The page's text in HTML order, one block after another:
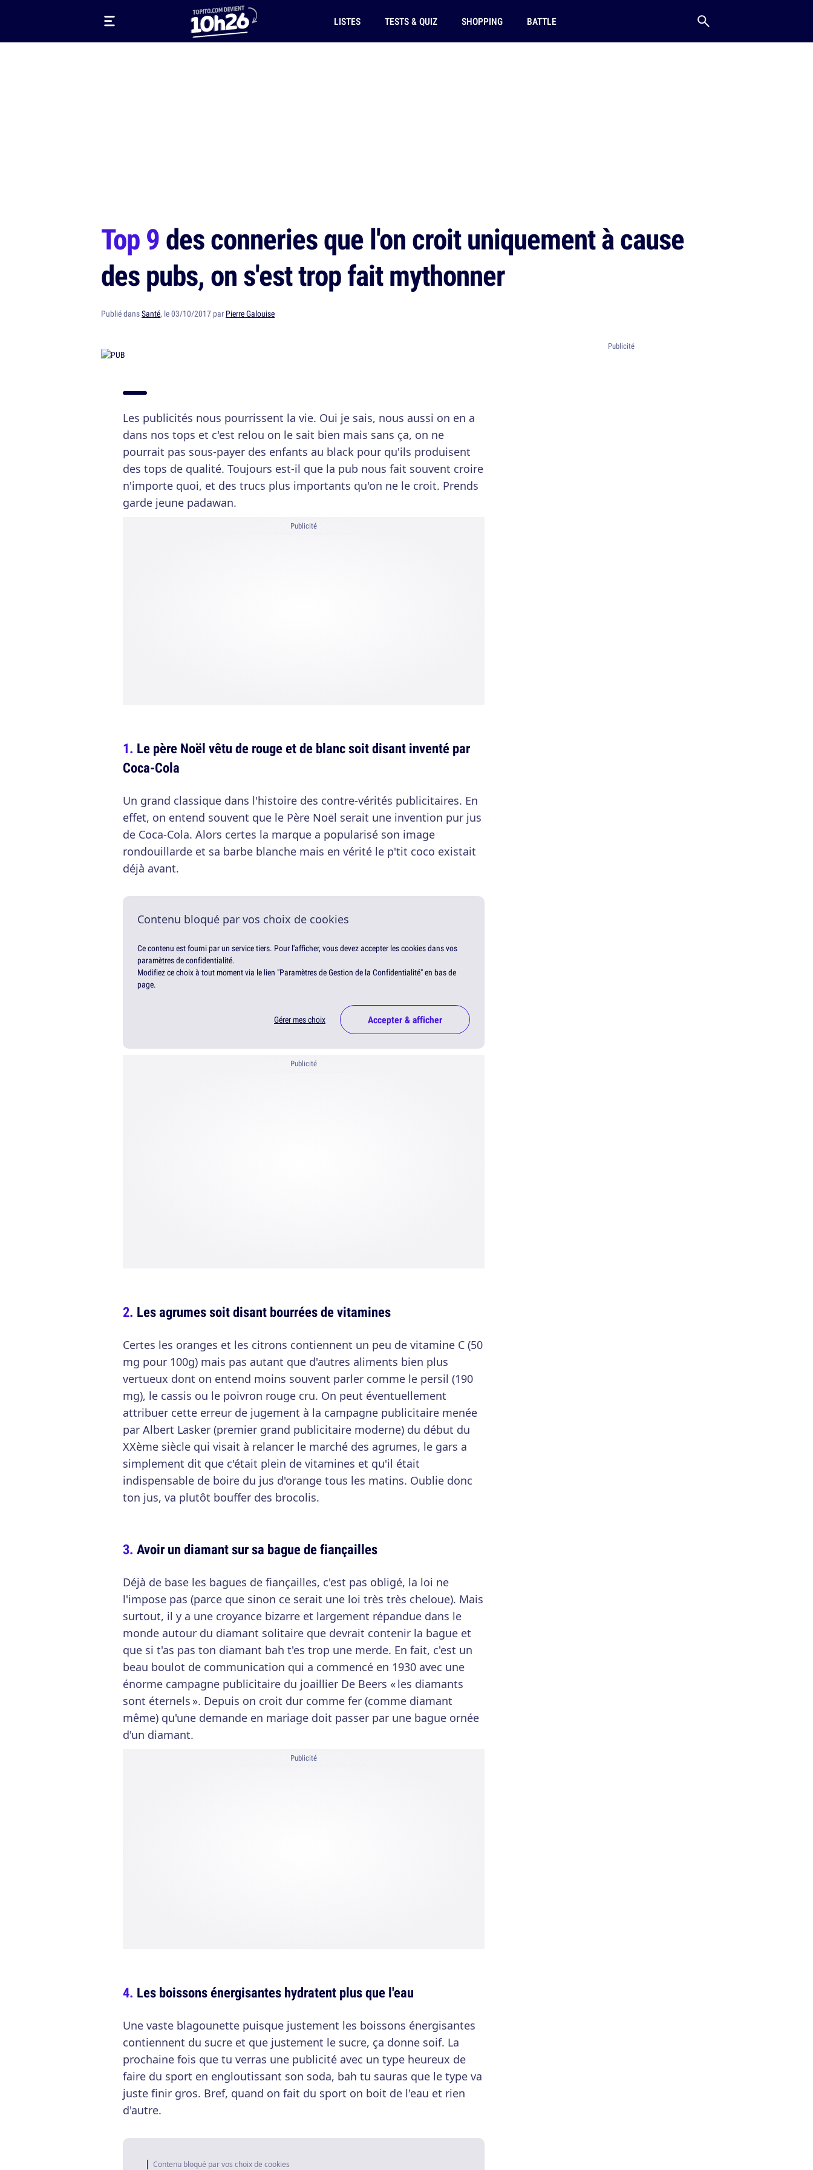
LISTES TESTS & QUIZ SHOPPING BATTLE
Top 9des conneries que l'on croit uniquement à cause
des pubs, on s'est trop fait mythonner
Publié dansSanté, le 03/10/2017 par Pierre Galouise
Les publicités nous pourrissent la vie. Oui je sais, nous aussi on en a
dans nos tops et c'est relou on le sait bien mais sans ça, on ne
pourrait pas sous-payer des enfants au black pour qu'ils produisent
des tops de qualité. Toujours est-il que la pub nous fait souvent croire
n'importe quoi, et des trucs plus importants qu'on ne le croit. Prends
garde jeune padawan.
Publicité
Le père Noël vêtu de rouge et de blanc soit disant inventé par
Coca-Cola
Un grand classique dans l'histoire des contre-vérités publicitaires. En
effet, on entend souvent que le Père Noël serait une invention pur jus
de Coca-Cola. Alors certes la marque a popularisé son image
rondouillarde et sa barbe blanche mais en vérité le p'tit coco existait
déjà avant.
Contenu bloqué par vos choix de cookies
Ce contenu est fourni par un service tiers. Pour l'afficher, vous devez accepter les cookies dans vos
paramètres de confidentialité.
Modifiez ce choix à tout moment via le lien "Paramètres de Gestion de la Confidentialité" en bas de
page.
Gérer mes choix Accepter & afficher
Publicité
Les agrumes soit disant bourrées de vitamines
Certes les oranges et les citrons contiennent un peu de vitamine C (50
mg pour 100g) mais pas autant que d'autres aliments bien plus
vertueux dont on entend moins souvent parler comme le persil (190
mg), le cassis ou le poivron rouge cru. On peut éventuellement
attribuer cette erreur de jugement à la campagne publicitaire menée
par Albert Lasker (premier grand publicitaire moderne) du début du
XXème siècle qui visait à relancer le marché des agrumes, le gars a
simplement dit que c'était plein de vitamines et qu'il était
indispensable de boire du jus d'orange tous les matins. Oublie donc
ton jus, va plutôt bouffer des brocolis.
Avoir un diamant sur sa bague de fiançailles
Déjà de base les bagues de fiançailles, c'est pas obligé, la loi ne
l'impose pas (parce que sinon ce serait une loi très très cheloue). Mais
surtout, il y a une croyance bizarre et largement répandue dans le
monde autour du diamant solitaire que devrait contenir la bague et
que si t'as pas ton diamant bah t'es trop une merde. En fait, c'est un
beau boulot de communication qui a commencé en 1930 avec une
énorme campagne publicitaire du joaillier De Beers « les diamants
sont éternels ». Depuis on croit dur comme fer (comme diamant
même) qu'une demande en mariage doit passer par une bague ornée
d'un diamant.
Publicité
Les boissons énergisantes hydratent plus que l'eau
Une vaste blagounette puisque justement les boissons énergisantes
contiennent du sucre et que justement le sucre, ça donne soif. La
prochaine fois que tu verras une publicité avec un type heureux de
faire du sport en engloutissant son soda, bah tu sauras que le type va
juste finir gros. Bref, quand on fait du sport on boit de l'eau et rien
d'autre.
Contenu bloqué par vos choix de cookies